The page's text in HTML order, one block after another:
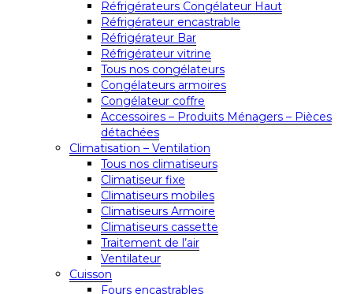
Réfrigérateurs Congélateur Haut
Réfrigérateur encastrable
Réfrigérateur Bar
Réfrigérateur vitrine
Tous nos congélateurs
Congélateurs armoires
Congélateur coffre
Accessoires – Produits Ménagers – Pièces
détachées
Climatisation – Ventilation
Tous nos climatiseurs
Climatiseur fixe
Climatiseurs mobiles
Climatiseurs Armoire
Climatiseurs cassette
Traitement de l’air
Ventilateur
Cuisson
Fours encastrables